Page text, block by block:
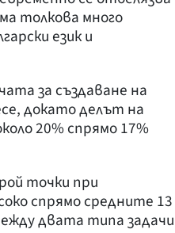
толкова много
език и
за създаване на
докато делът на
20% спрямо 17%
точки при
спрямо средните 13
двата типа